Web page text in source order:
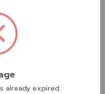
already expired.